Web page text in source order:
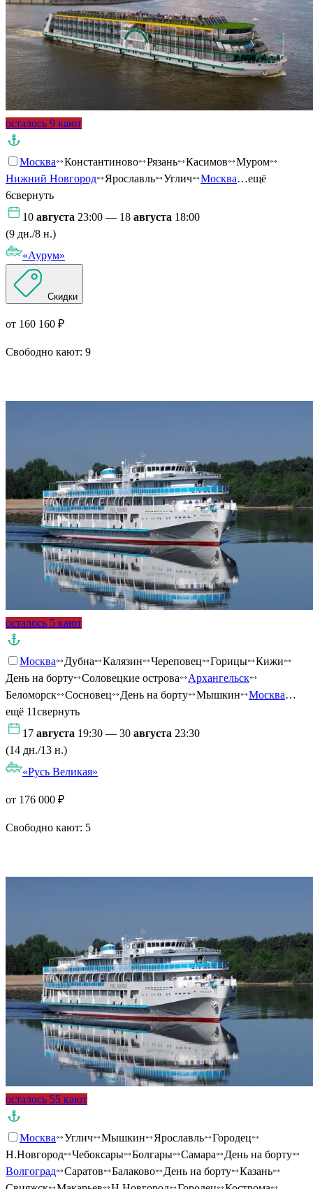
осталось 9 кают
Москва Константиново Рязань Касимов
Муром
Нижний Новгород
Ярославль Углич Москва…ещё
6свернуть
10 августа 23:00 — 18 августа 18:00
(9 дн./8 н.)
«Аурум»
Скидки
от 160 160 ₽
Свободно кают: 9
осталось 5 кают
Москва Дубна Калязин Череповец Горицы
Кижи
День на борту
Соловецкие острова
Архангельск
Беломорск
Сосновец День на борту Мышкин Москва…
ещё 11свернуть
17 августа 19:30 — 30 августа 23:30
(14 дн./13 н.)
«Русь Великая»
от 176 000 ₽
Свободно кают: 5
осталось 55 кают
Москва Углич Мышкин Ярославль
Городец
Н.Новгород
Чебоксары Болгары Самара
День на борту
Волгоград
Саратов Балаково День на борту
Казань